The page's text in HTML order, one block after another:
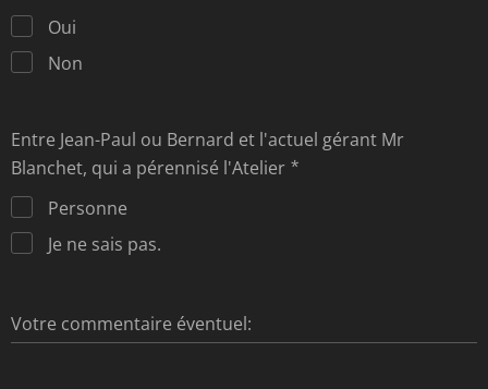
Oui
Non
Entre Jean-Paul ou Bernard et l'actuel gérant Mr
Blanchet, qui a pérennisé l'Atelier
Personne
Je ne sais pas.
Votre commentaire éventuel: